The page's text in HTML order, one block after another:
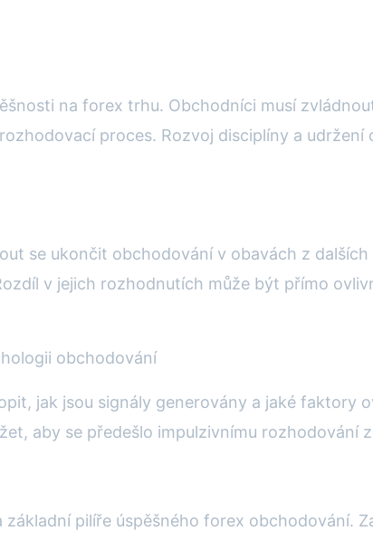
na forex trhu. Obchodníci musí
proces. Rozvoj disciplíny a
se ukončit obchodování v obavách z
v jejich rozhodnutích může být přímo
obchodování
jak jsou signály generovány a jaké faktory
aby se předešlo impulzivnímu rozhodování
pilíře úspěšného forex obchodování.